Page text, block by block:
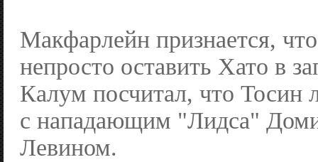
Макфарлейн признается,
непросто оставить Хато в
Калум посчитал, что Тосин
с нападающим "Лидса"
Левином.